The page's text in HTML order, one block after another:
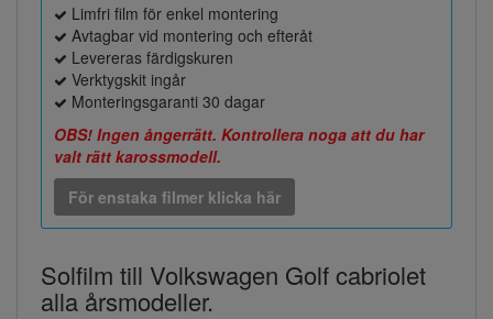
Limfri film för enkel montering
Avtagbar vid montering och efteråt
Levereras färdigskuren
Verktygskit ingår
Monteringsgaranti 30 dagar
OBS! Ingen ångerrätt. Kontrollera noga att du har
valt rätt karossmodell.
För enstaka filmer klicka här
Solfilm till Volkswagen Golf cabriolet
alla årsmodeller.